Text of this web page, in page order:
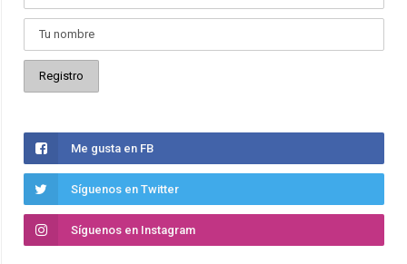
Me gusta en FB
Síguenos en Twitter
Síguenos en Instagram